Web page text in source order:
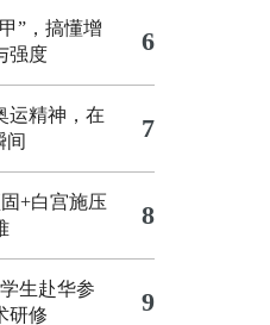
”，搞懂增
强度
6
运精神，在
间
7
+白宫施压
8
生赴华参
研修
9